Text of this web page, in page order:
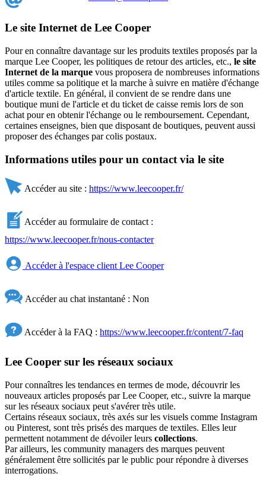
Le site Internet de Lee Cooper
Pour en connaître davantage sur les produits textiles proposés par la
marque Lee Cooper, les politiques de retour des articles, etc., le site
Internet de la marque vous proposera de nombreuses informations
utiles comme sa politique et la marche à suivre en matière d'échange
d'article textile. En général, il convient de se rendre dans une
boutique muni de l'article et du ticket de caisse remis lors de son
achat pour en obtenir l'échange ou le remboursement. Cependant,
certaines enseignes, bien que disposant de boutiques, peuvent aussi
proposer des échanges par colis postaux.
Informations utiles pour un contact via le site
Accéder au site : https://www.leecooper.fr/
Accéder au formulaire de contact :
https://www.leecooper.fr/nous-contacter
Accéder à l'espace client Lee Cooper
Accéder au chat instantané : Non
Accéder à la FAQ : https://www.leecooper.fr/content/7-faq
Lee Cooper sur les réseaux sociaux
Pour connaîtres les tendances en termes de mode, découvrir les
nouveaux articles proposés par Lee Cooper, etc., suivre la marque
sur les réseaux sociaux peut s'avérer très utile.
Certains réseaux sociaux, très axés sur les visuels comme Instagram
ou Pinterest, sont très prisés des marques de textiles. Elles leur
permettent notamment de dévoiler leurs collections.
Par ailleurs, les community managers des marques peuvent
généralement être sollicités par le public pour répondre à diverses
interrogations.